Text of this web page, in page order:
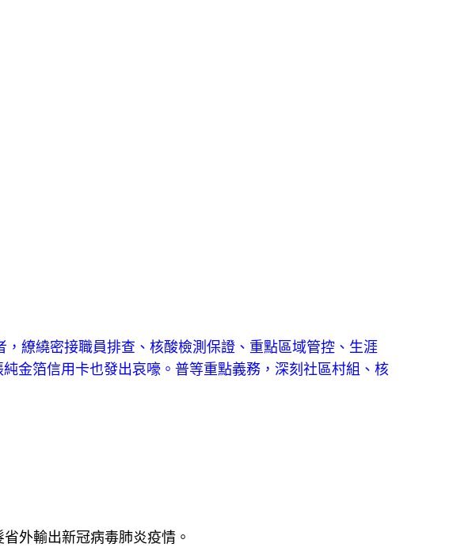
繚繞密接職員排查、核酸檢測保證、重點區域管控、生涯
金箔信用卡也發出哀嚎。普等重點義務，深刻社區村組、核
省外輸出新冠病毒肺炎疫情。